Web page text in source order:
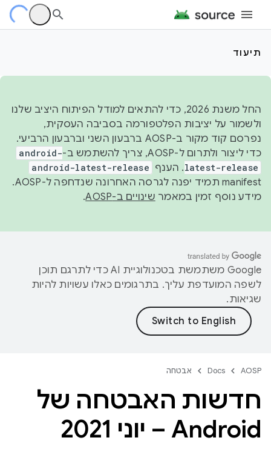
תיעוד
החל משנת 2026, כדי להתאים למודל הפיתוח היציב שלנו
ולשמור על יציבות הפלטפורמה בסביבה העסקית,
נפרסם קוד מקור ב-AOSP ברבעון השני וברבעון הרביעי.
כדי ליצור ולתרום ל-AOSP, צריך להשתמש ב-
android-
latest-release. הענף android-latest-release
manifest תמיד יפנה לגרסה האחרונה שנדחפה ל-AOSP.
מידע נוסף זמין במאמר שינויים ב-AOSP .
‫Google משתמשת בטכנולוגיית AI כדי לתרגם תוכן
לשפה המועדפת עליך. בתרגומים כאלו עשויות להיות
שגיאות.
AOSP
Docs אבטחה
חדשות האבטחה של
Android – יוני 2021